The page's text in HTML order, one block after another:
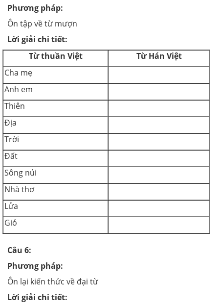
Phương pháp:
Ôn tập về từ mượn
Lời giải chi tiết:
Từ thuần Việt
Từ Hán Việt
Cha mẹ
Anh em
Thiên
Địa
Trời
Đất
Sông núi
Nhà thơ
Lửa
Gió
Câu 6:
Phương pháp:
Ôn lại kiến thức về đại từ
Lời giải chi tiết: